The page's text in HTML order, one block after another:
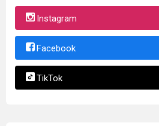
Instagram
Facebook
TikTok